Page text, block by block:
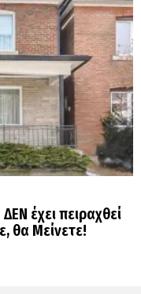
έχει πειραχθεί
θα Μείνετε!